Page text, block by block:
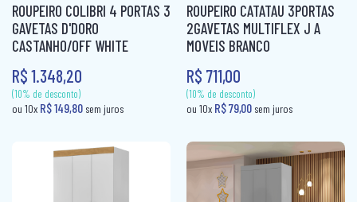
ROUPEIRO SOLTEIRO PORTA COMUM
ROUPEIRO SOLTEIRO PORTA CORRER
(10% de desconto)
ROUPEIRO COLIBRI 4 PORTAS 3
GAVETAS D'DORO
CASTANHO/OFF WHITE
R$ 1.348,20
ROUPEIRO CATATAU 3PORTAS
2GAVETAS MULTIFLEX J A
MOVEIS BRANCO
R$ 711,00